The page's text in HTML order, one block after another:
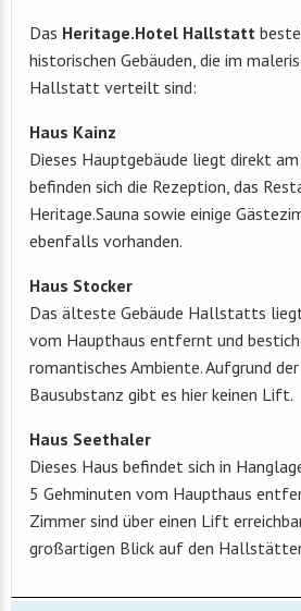
Das Heritage.Hotel Hallstatt
historischen Gebäuden, die im
Hallstatt verteilt sind:
Haus Kainz
Dieses Hauptgebäude liegt direkt
befinden sich die Rezeption, das
Heritage.Sauna sowie einige
ebenfalls vorhanden.
Haus Stocker
Das älteste Gebäude Hallstatts
vom Haupthaus entfernt und
romantisches Ambiente. Aufgrund
Bausubstanz gibt es hier keinen Lift.
Haus Seethaler
Dieses Haus befindet sich in
5 Gehminuten vom Haupthaus
Zimmer sind über einen Lift
großartigen Blick auf den